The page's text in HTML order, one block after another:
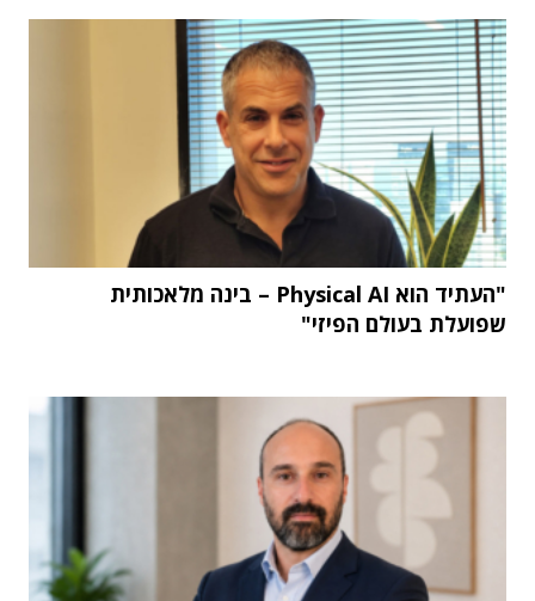
"העתיד הוא Physical AI – בינה מלאכותית
שפועלת בעולם הפיזי"